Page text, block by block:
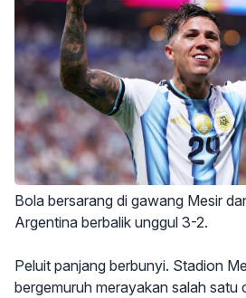
Bola bersarang di gawang Mesir
Argentina berbalik unggul 3-2.
Peluit panjang berbunyi. Stadion
bergemuruh merayakan salah satu